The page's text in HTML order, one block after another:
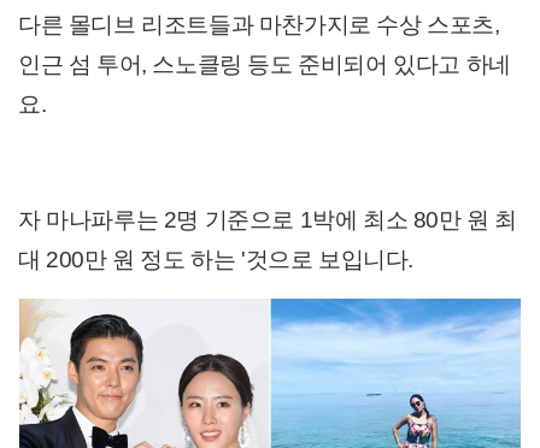
다른 몰디브 리조트들과 마찬가지로 수상 스포츠,
인근 섬 투어, 스노클링 등도 준비되어 있다고 하네
요.
자 마나파루는 2명 기준으로 1박에 최소 80만 원 최
대 200만 원 정도 하는 '것으로 보입니다.